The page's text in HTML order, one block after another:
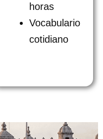
horas
Vocabulario
cotidiano